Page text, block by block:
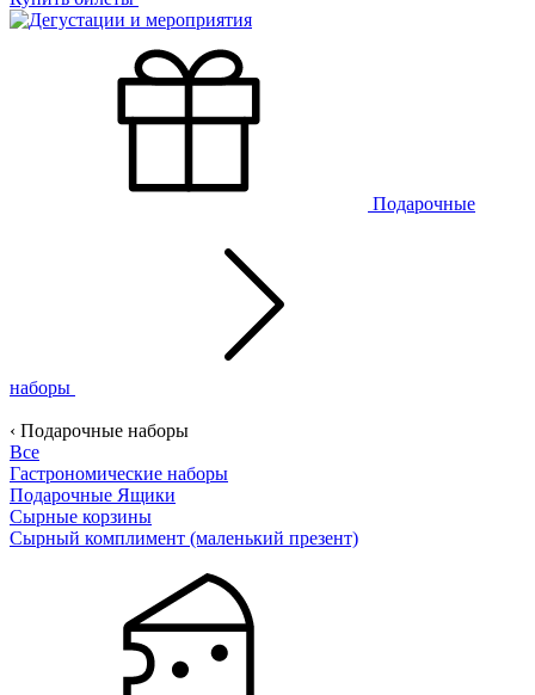
Подарочные
наборы
‹ Подарочные наборы
Все
Гастрономические наборы
Подарочные Ящики
Сырные корзины
Сырный комплимент (маленький презент)